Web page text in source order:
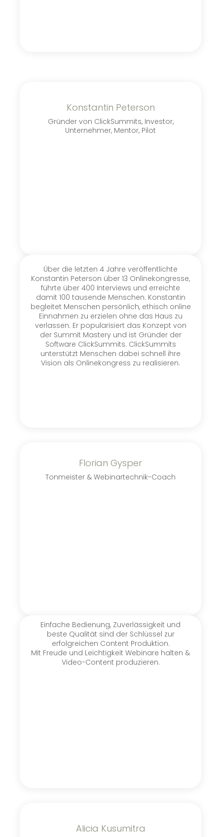
Konstantin Peterson
Gründer von ClickSummits, Investor,
Unternehmer, Mentor, Pilot
Über die letzten 4 Jahre veröffentlichte
Konstantin Peterson über 13 Onlinekongresse,
führte über 400 Interviews und erreichte
damit 100 tausende Menschen. Konstantin
begleitet Menschen persönlich, ethisch online
Einnahmen zu erzielen ohne das Haus zu
verlassen. Er popularisiert das Konzept von
der Summit Mastery und ist Gründer der
Software ClickSummits. ClickSummits
unterstützt Menschen dabei schnell ihre
Vision als Onlinekongress zu realisieren.
Florian Gysper
Tonmeister & Webinartechnik-Coach
Einfache Bedienung, Zuverlässigkeit und
beste Qualität sind der Schlüssel zur
erfolgreichen Content Produktion.
Mit Freude und Leichtigkeit Webinare halten &
Video-Content produzieren.
Alicia Kusumitra